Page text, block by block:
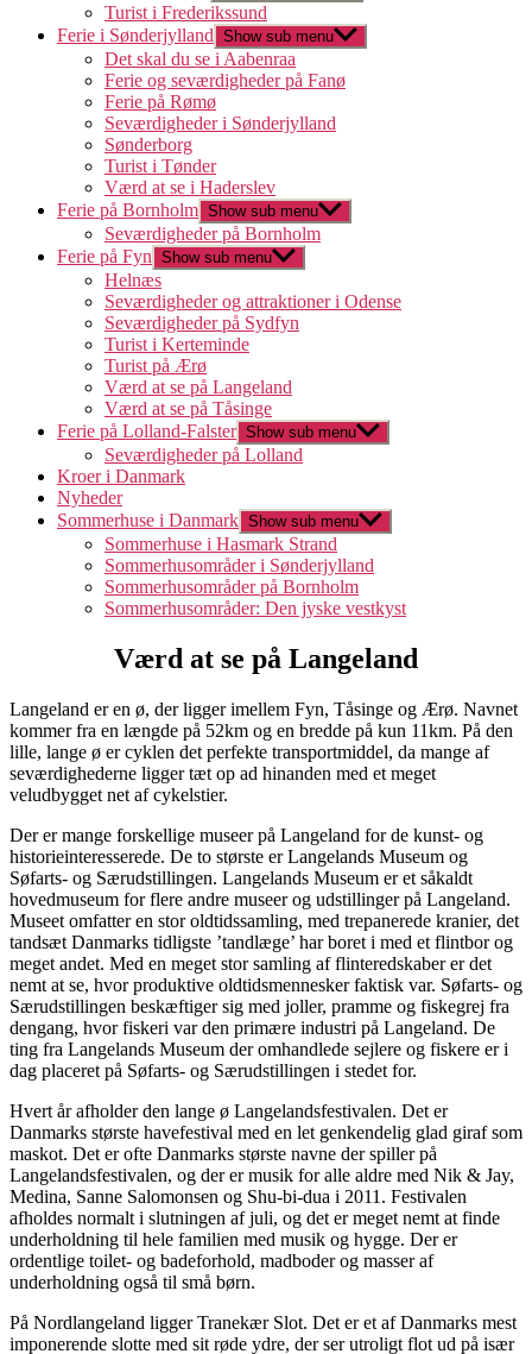
Turist i Frederikssund
Ferie i Sønderjylland Show sub menu
Det skal du se i Aabenraa
Ferie og seværdigheder på Fanø
Ferie på Rømø
Seværdigheder i Sønderjylland
Sønderborg
Turist i Tønder
Værd at se i Haderslev
Ferie på Bornholm Show sub menu
Seværdigheder på Bornholm
Ferie på Fyn Show sub menu
Helnæs
Seværdigheder og attraktioner i Odense
Seværdigheder på Sydfyn
Turist i Kerteminde
Turist på Ærø
Værd at se på Langeland
Værd at se på Tåsinge
Ferie på Lolland-Falster Show sub menu
Seværdigheder på Lolland
Kroer i Danmark
Nyheder
Sommerhuse i Danmark Show sub menu
Sommerhuse i Hasmark Strand
Sommerhusområder i Sønderjylland
Sommerhusområder på Bornholm
Sommerhusområder: Den jyske vestkyst
Værd at se på Langeland
Langeland er en ø, der ligger imellem Fyn, Tåsinge og Ærø. Navnet
kommer fra en længde på 52km og en bredde på kun 11km. På den
lille, lange ø er cyklen det perfekte transportmiddel, da mange af
seværdighederne ligger tæt op ad hinanden med et meget
veludbygget net af cykelstier.
Der er mange forskellige museer på Langeland for de kunst- og
historieinteresserede. De to største er Langelands Museum og
Søfarts- og Særudstillingen. Langelands Museum er et såkaldt
hovedmuseum for flere andre museer og udstillinger på Langeland.
Museet omfatter en stor oldtidssamling, med trepanerede kranier, det
tandsæt Danmarks tidligste ’tandlæge’ har boret i med et flintbor og
meget andet. Med en meget stor samling af flinteredskaber er det
nemt at se, hvor produktive oldtidsmennesker faktisk var. Søfarts- og
Særudstillingen beskæftiger sig med joller, pramme og fiskegrej fra
dengang, hvor fiskeri var den primære industri på Langeland. De
ting fra Langelands Museum der omhandlede sejlere og fiskere er i
dag placeret på Søfarts- og Særudstillingen i stedet for.
Hvert år afholder den lange ø Langelandsfestivalen. Det er
Danmarks største havefestival med en let genkendelig glad giraf som
maskot. Det er ofte Danmarks største navne der spiller på
Langelandsfestivalen, og der er musik for alle aldre med Nik & Jay,
Medina, Sanne Salomonsen og Shu-bi-dua i 2011. Festivalen
afholdes normalt i slutningen af juli, og det er meget nemt at finde
underholdning til hele familien med musik og hygge. Der er
ordentlige toilet- og badeforhold, madboder og masser af
underholdning også til små børn.
På Nordlangeland ligger Tranekær Slot. Det er et af Danmarks mest
imponerende slotte med sit røde ydre, der ser utroligt flot ud på især